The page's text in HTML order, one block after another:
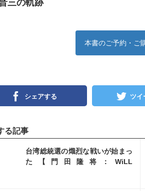
三の軌跡
本書のご予約・ご
シェアする ツイ
る記事
台湾総統選の熾烈な戦いが始まっ
た【門田隆将：WiLL